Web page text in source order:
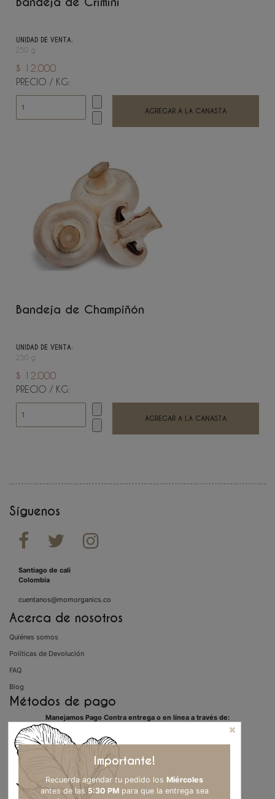
UNIDAD DE VENTA:
250 g
$ 12.000
PRECIO / KG:
Bandeja de Champiñón
UNIDAD DE VENTA:
250 g
$ 12.000
PRECIO / KG:
Importante!
Recuerda agendar tu pedido los Miércoles
antes de las 5:30 PMpara que la entrega sea
Síguenos
  
Santiago de cali
Colombia
cuentanos@momorganics.co
Acerca de nosotros
Quiénes somos
Políticas de Devolución
FAQ
Blog
Métodos de pago
Manejamos Pago Contra entrega o en línea a través de: